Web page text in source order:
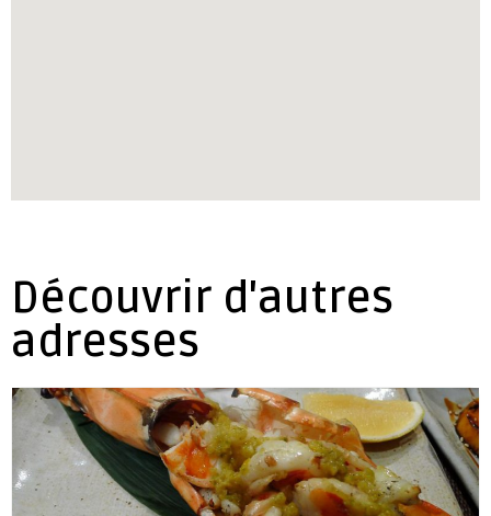
Découvrir d'autres
adresses